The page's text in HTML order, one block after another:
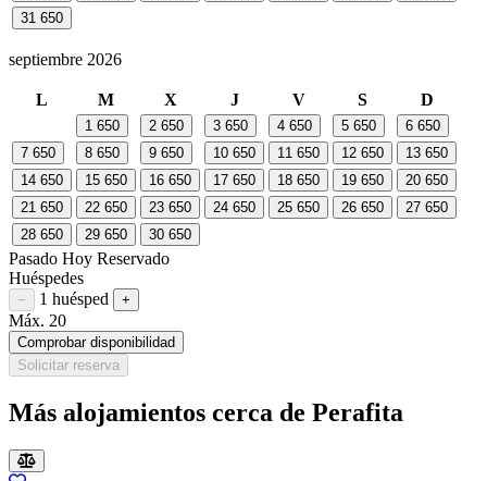
31 650
septiembre 2026
L M X J V S D
1 650 2 650 3 650 4 650 5 650 6 650
7 650 8 650 9 650 10 650 11 650 12 650 13 650
14 650 15 650 16 650 17 650 18 650 19 650 20 650
21 650 22 650 23 650 24 650 25 650 26 650 27 650
28 650 29 650 30 650
Pasado Hoy Reservado
Huéspedes
Restar huésped
− 1 huésped Sumar huésped
+
Máx. 20
Comprobar disponibilidad
Solicitar reserva
Más alojamientos cerca de Perafita